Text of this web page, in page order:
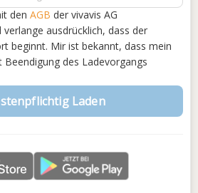
den AGB der vivavis AG
verlange ausdrücklich, dass der
beginnt. Mir ist bekannt, dass mein
des Ladevorgangs
Laden